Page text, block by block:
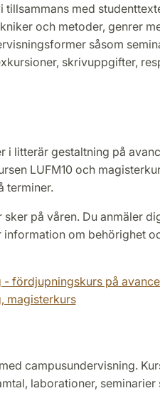
med
och metoder, genrer
såsom
skrivuppgifter,
i litterär gestaltning på
LUFM10 och
terminer.
på våren. Du anmäler
information om behörighet
fördjupningskurs på
magisterkurs
campusundervisning.
laborationer, seminarier